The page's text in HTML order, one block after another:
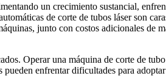
un crecimiento sustancial,
de corte de tubos láser son
junto con costos adicionales de
Operar una máquina de corte de
enfrentar dificultades para